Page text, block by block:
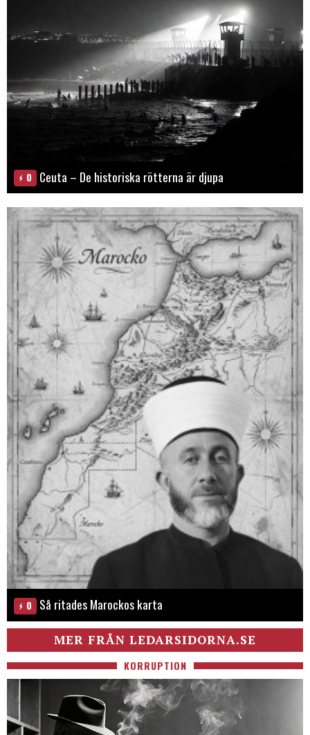
0 Ceuta – De historiska rötterna är djupa
0 Så ritades Marockos karta
MER FRÅN LEDARSIDORNA.SE
KORRUPTION